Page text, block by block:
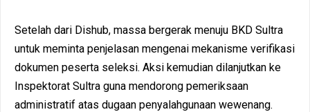
Setelah dari Dishub, massa bergerak menuju BKD Sultra
untuk meminta penjelasan mengenai mekanisme verifikasi
dokumen peserta seleksi. Aksi kemudian dilanjutkan ke
Inspektorat Sultra guna mendorong pemeriksaan
administratif atas dugaan penyalahgunaan wewenang.